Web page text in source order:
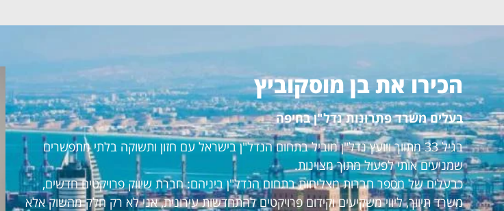
הכירו את בן מוסקוביץ
בעלים משרד פתרונות נדל"ן בחיפה
בגיל 33 מתווך ויועץ נדל"ן מוביל בתחום הנדל"ן בישראל עם חזון ותשוקה בלתי מתפשרים
שמניעים אותי לפעול מתוך מצוינות.
כבעלים של מספר חברות מצליחות בתחום הנדל"ן ביניהם: חברת שיווק פרויקטים חדשים,
משרד תיווך, ליווי משקיעים וקידום פרויקטים להתחדשות עירונית, אני לא רק חלק מהשוק אלא